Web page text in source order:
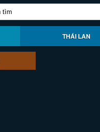
THÁI LAN